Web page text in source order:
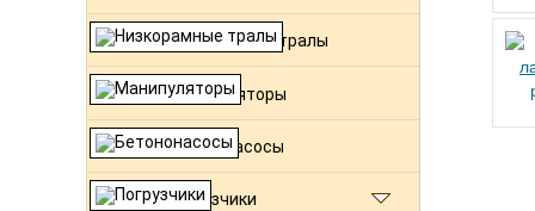
Низкорамные тралы
Манипуляторы
Бетононасосы
Погрузчики